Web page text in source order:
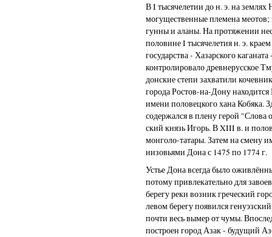
В I тысячелетии до н. э. на
могущественные племена меотов;
гунны и аланы. На протяжении
половине I тысячелетия н. э.
государства - Хазарского
контролировало древнерусское
донские степи захватили
города Ростов-на-Дону
имени половецкого хана Кобяка.
содержался в плену герой "Слова
ский князь Игорь. В XIII в. и
монголо-татары. Затем на смену
низовьями Дона с 1475 по 1774 г.
Устье Дона всегда было
потому привлекательно для
берегу реки возник греческий
левом берегу появился
почти весь вымер от чумы.
построен город Азак - будущий